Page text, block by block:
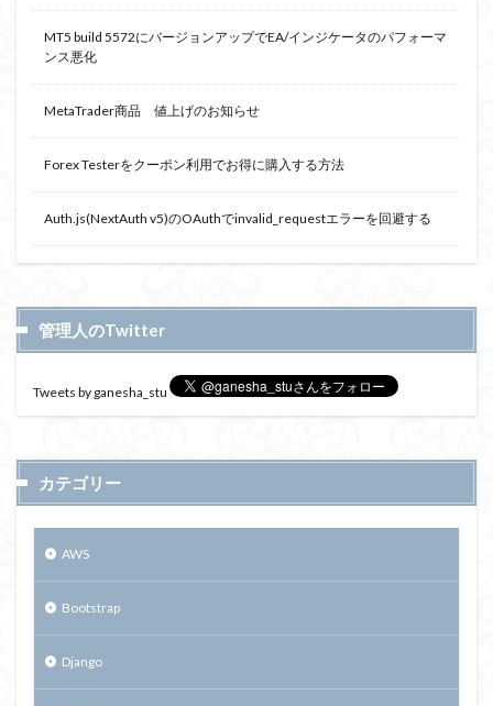
MT5 build 5572にバージョンアップでEA/インジケータのパフォーマ
ンス悪化
MetaTrader商品 値上げのお知らせ
Forex Testerをクーポン利用でお得に購入する方法
Auth.js(NextAuth v5)のOAuthでinvalid_requestエラーを回避する
管理人のTwitter
Tweets by ganesha_stu
カテゴリー
AWS
Bootstrap
Django